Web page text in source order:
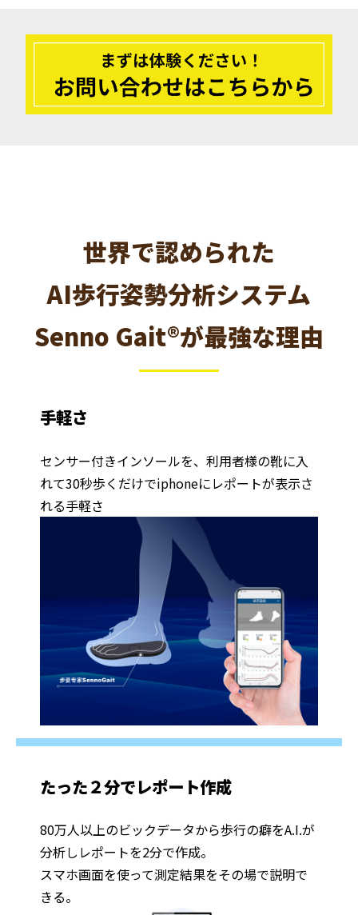
世界で認められた
AI歩行姿勢分析システム
Senno Gait®が最強な理由
手軽さ
センサー付きインソールを、利用者様の靴に入
れて30秒歩くだけでiphoneにレポートが表示さ
れる手軽さ
たった２分でレポート作成
80万人以上のビックデータから歩行の癖をA.I.が
分析しレポートを2分で作成。
スマホ画面を使って測定結果をその場で説明で
きる。